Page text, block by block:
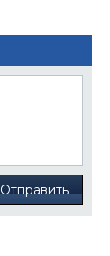
Отправить